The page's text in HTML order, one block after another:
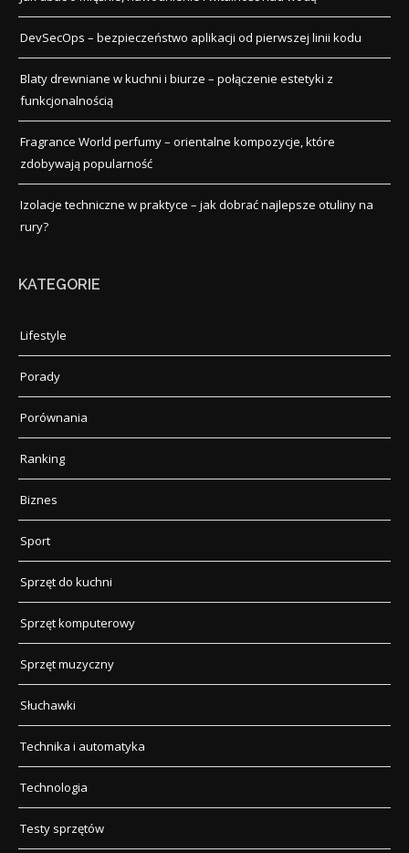
DevSecOps – bezpieczeństwo aplikacji od pierwszej linii kodu
Blaty drewniane w kuchni i biurze – połączenie estetyki z
funkcjonalnością
Fragrance World perfumy – orientalne kompozycje, które
zdobywają popularność
Izolacje techniczne w praktyce – jak dobrać najlepsze otuliny na
rury?
KATEGORIE
Lifestyle
Porady
Porównania
Ranking
Biznes
Sport
Sprzęt do kuchni
Sprzęt komputerowy
Sprzęt muzyczny
Słuchawki
Technika i automatyka
Technologia
Testy sprzętów